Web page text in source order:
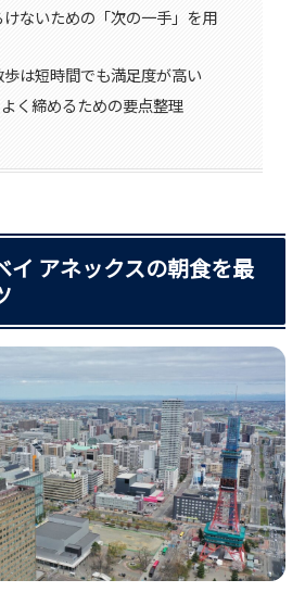
ないための「次の一手」を用
は短時間でも満足度が高い
く締めるための要点整理
イ アネックスの朝食を最